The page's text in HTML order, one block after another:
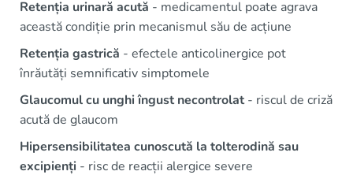
Retenția urinară acută - medicamentul poate agrava
această condiție prin mecanismul său de acțiune
Retenția gastrică - efectele anticolinergice pot
înrăutăți semnificativ simptomele
Glaucomul cu unghi îngust necontrolat- riscul de criză
acută de glaucom
Hipersensibilitatea cunoscută la tolterodină sau
excipienți - risc de reacții alergice severe